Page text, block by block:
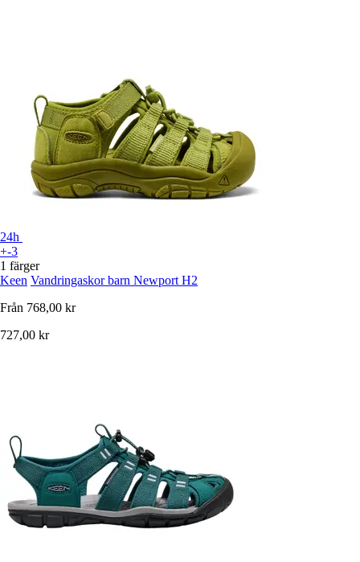
24h
+-3
1 färger
Keen Vandringaskor barn Newport H2
Från 768,00 kr
727,00 kr